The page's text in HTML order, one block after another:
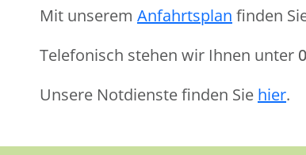
Mit unserem Anfahrtsplan finden
Telefonisch stehen wir Ihnen unter
Unsere Notdienste finden Sie hier.